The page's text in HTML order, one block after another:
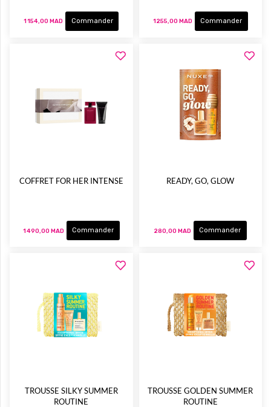
1 154,00 MAD Commander 1 255,00 MAD Commander
COFFRET FOR HER INTENSE
1 490,00 MAD Commander
READY, GO, GLOW
280,00 MAD Commander
TROUSSE SILKY SUMMER
ROUTINE
TROUSSE GOLDEN SUMMER
ROUTINE